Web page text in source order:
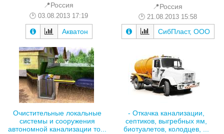
📍Россия
03.08.2013 17:19
Акватон
📍Россия
21.08.2013 15:58
СибПласт, ООО
Очистительные локальные
системы и сооружения
автономной канализации то...
- Откачка канализации,
септиков, выгребных ям,
биотуалетов, колодцев, ...